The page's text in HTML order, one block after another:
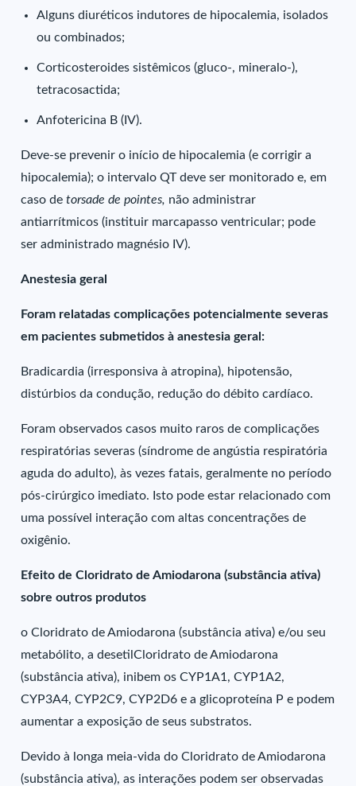
Alguns diuréticos indutores de hipocalemia, isolados
ou combinados;
Corticosteroides sistêmicos (gluco-, mineralo-),
tetracosactida;
Anfotericina B (IV).
Deve-se prevenir o início de hipocalemia (e corrigir a
hipocalemia); o intervalo QT deve ser monitorado e, em
caso detorsade de pointes, não administrar
antiarrítmicos (instituir marcapasso ventricular; pode
ser administrado magnésio IV).
Anestesia geral
Foram relatadas complicações potencialmente severas
em pacientes submetidos à anestesia geral:
Bradicardia (irresponsiva à atropina), hipotensão,
distúrbios da condução, redução do débito cardíaco.
Foram observados casos muito raros de complicações
respiratórias severas (síndrome de angústia respiratória
aguda do adulto), às vezes fatais, geralmente no período
pós-cirúrgico imediato. Isto pode estar relacionado com
uma possível interação com altas concentrações de
oxigênio.
Efeito de Cloridrato de Amiodarona (substância ativa)
sobre outros produtos
o Cloridrato de Amiodarona (substância ativa) e/ou seu
metabólito, a desetilCloridrato de Amiodarona
(substância ativa), inibem os CYP1A1, CYP1A2,
CYP3A4, CYP2C9, CYP2D6 e a glicoproteína P e podem
aumentar a exposição de seus substratos.
Devido à longa meia-vida do Cloridrato de Amiodarona
(substância ativa), as interações podem ser observadas